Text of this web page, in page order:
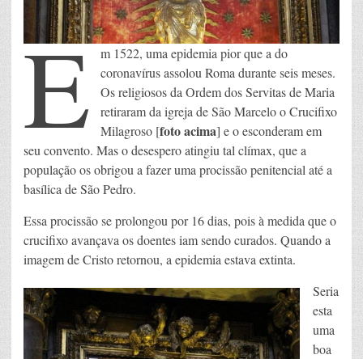
E
m 1522, uma epidemia pior que a do
coronavírus assolou Roma durante seis meses.
Os religiosos da Ordem dos Servitas de Maria
retiraram da igreja de São Marcelo o Crucifixo
Milagroso [foto acima] e o esconderam em
seu convento. Mas o desespero atingiu tal clímax, que a
população os obrigou a fazer uma procissão penitencial até a
basílica de São Pedro.
Essa procissão se prolongou por 16 dias, pois à medida que o
crucifixo avançava os doentes iam sendo curados. Quando a
imagem de Cristo retornou, a epidemia estava extinta.
Seria
esta
uma
boa